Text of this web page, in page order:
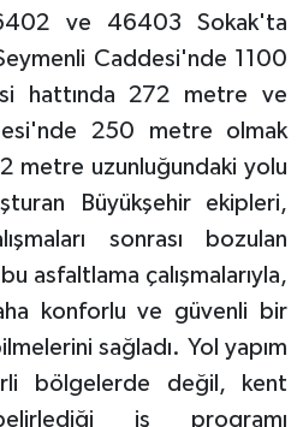
ve 46403 Sokak'ta
Caddesi'nde 1100
hattında 272 metre ve
250 metre olmak
metre uzunluğundaki yolu
Büyükşehir ekipleri,
sonrası bozulan
asfaltlama çalışmalarıyla,
konforlu ve güvenli bir
sağladı. Yol yapım
bölgelerde değil, kent
iş programı